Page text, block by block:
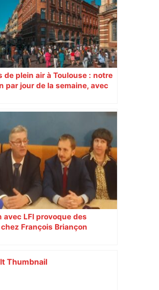
de plein air à Toulouse : notre
par jour de la semaine, avec
avec LFI provoque des
François Briançon